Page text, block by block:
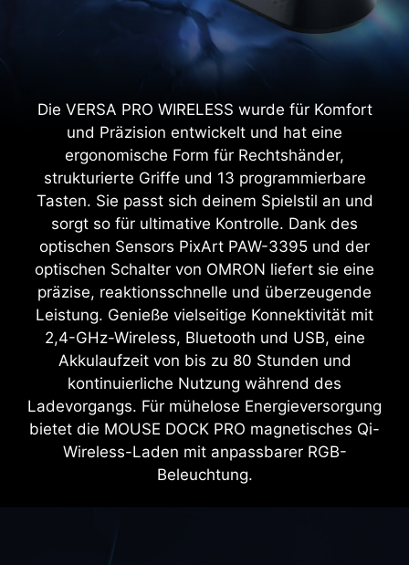
Die VERSA PRO WIRELESS wurde für Komfort
und Präzision entwickelt und hat eine
ergonomische Form für Rechtshänder,
strukturierte Griffe und 13 programmierbare
Tasten. Sie passt sich deinem Spielstil an und
sorgt so für ultimative Kontrolle. Dank des
optischen Sensors PixArt PAW-3395 und der
optischen Schalter von OMRON liefert sie eine
präzise, reaktionsschnelle und überzeugende
Leistung. Genieße vielseitige Konnektivität mit
2,4-GHz-Wireless, Bluetooth und USB, eine
Akkulaufzeit von bis zu 80 Stunden und
kontinuierliche Nutzung während des
Ladevorgangs. Für mühelose Energieversorgung
bietet die MOUSE DOCK PRO magnetisches Qi-
Wireless-Laden mit anpassbarer RGB-
Beleuchtung.